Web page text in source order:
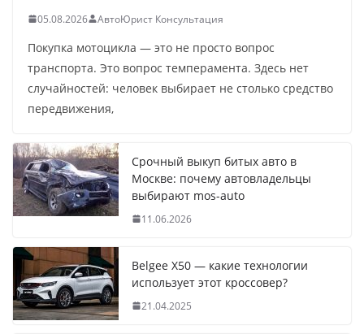
05.08.2026 АвтоЮрист Консультация
Покупка мотоцикла — это не просто вопрос
транспорта. Это вопрос темперамента. Здесь нет
случайностей: человек выбирает не столько средство
передвижения,
Срочный выкуп битых авто в
Москве: почему автовладельцы
выбирают mos-auto
11.06.2026
Belgee X50 — какие технологии
использует этот кроссовер?
21.04.2025